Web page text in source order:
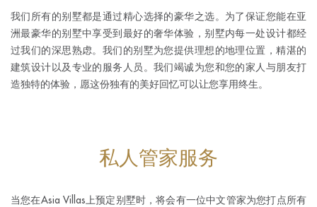
我们所有的别墅都是通过精心选择的豪华之选。为了保证您能在亚
洲最豪华的别墅中享受到最好的奢华体验，别墅内每一处设计都经
过我们的深思熟虑。我们的别墅为您提供理想的地理位置，精湛的
建筑设计以及专业的服务人员。我们竭诚为您和您的家人与朋友打
造独特的体验，愿这份独有的美好回忆可以让您享用终生。
私人管家服务
当您在Asia Villas上预定别墅时，将会有一位中文管家为您打点所有